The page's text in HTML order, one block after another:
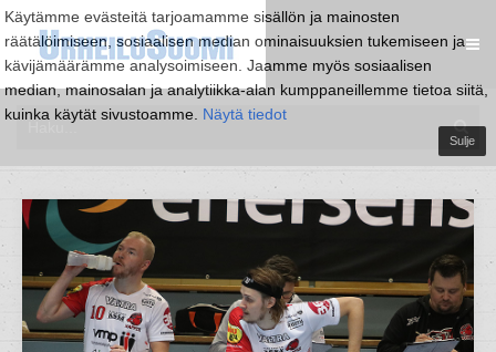
Käytämme evästeitä tarjoamamme sisällön ja mainosten
räätälöimiseen, sosiaalisen median ominaisuuksien tukemiseen ja
kävijämäärämme analysoimiseen. Jaamme myös sosiaalisen
median, mainosalan ja analytiikka-alan kumppaneillemme tietoa siitä,
kuinka käytät sivustoamme. Näytä tiedot
Sulje